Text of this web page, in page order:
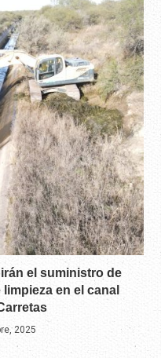
el suministro de
en el canal
2025